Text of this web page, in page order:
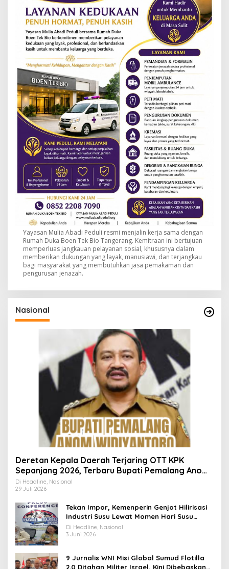
Yayasan Mulia Abadi Peduli resmi menjalin kerja sama dengan
Rumah Duka Boen Tek Bio Tangerang. Kemitraan ini bertujuan
memperluas jangkauan pelayanan sosial, khususnya dalam
memberikan dukungan yang layak, manusiawi, dan terjangkau
bagi masyarakat yang membutuhkan jasa pemakaman dan
pengurusan jenazah.
Nasional
Deretan Kepala Daerah Terjaring OTT KPK
Sepanjang 2026, Terbaru Bupati Pemalang Anom
Widiyantoro
Di Headline, Nasional
29 Juli 2026
Tekan Impor, Kemenperin Genjot Hilirisasi
Industri Susu Lewat Momen Hari Susu
Nusantara 2026
Di Headline, Nasional
3 Juni 2026
9 Jurnalis WNI Misi Global Sumud Flotilla
2.0 Ditahan Militer Israel, Kini Dibebaskan